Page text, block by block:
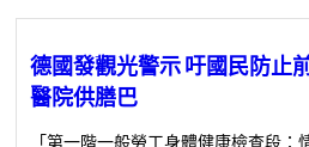
德國發觀光警示 吁國民防止
醫院供膳巴
「第一階一般勞工身體健康檢查段：